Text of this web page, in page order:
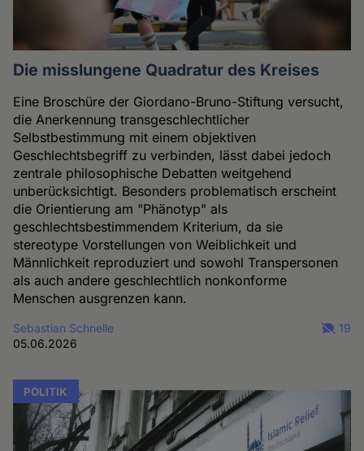
Die misslungene Quadratur des Kreises
Eine Broschüre der Giordano-Bruno-Stiftung versucht,
die Anerkennung transgeschlechtlicher
Selbstbestimmung mit einem objektiven
Geschlechtsbegriff zu verbinden, lässt dabei jedoch
zentrale philosophische Debatten weitgehend
unberücksichtigt. Besonders problematisch erscheint
die Orientierung am "Phänotyp" als
geschlechtsbestimmendem Kriterium, da sie
stereotype Vorstellungen von Weiblichkeit und
Männlichkeit reproduziert und sowohl Transpersonen
als auch andere geschlechtlich nonkonforme
Menschen ausgrenzen kann.
Sebastian Schnelle
05.06.2026
19
POLITIK